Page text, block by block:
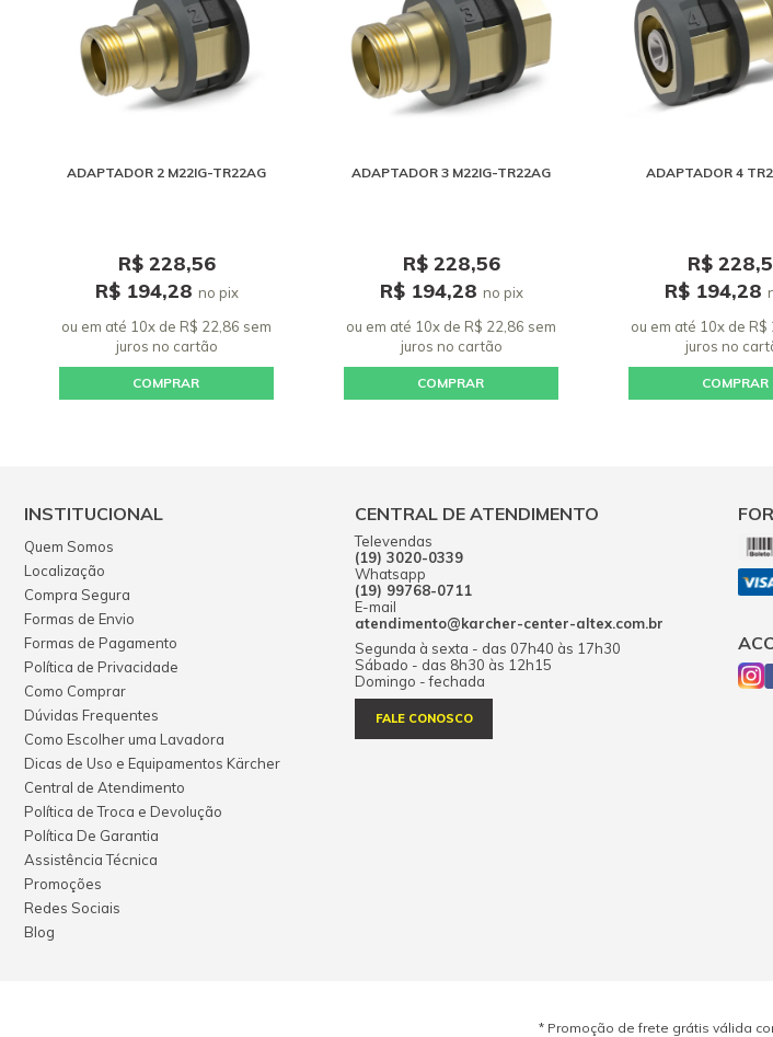
ADAPTADOR 2 M22IG-TR22AG
R$ 228,56
R$ 194,28 no pix
ou em até 10x de R$ 22,86 sem
juros no cartão
COMPRAR
ADAPTADOR 3 M22IG-TR22AG
R$ 228,56
R$ 194,28 no pix
ou em até 10x de R$ 22,86 sem
juros no cartão
COMPRAR
ADAPTADOR 4
R$
R$ 194,28
ou em até 10x de R$
juros no
COMPRAR
INSTITUCIONAL
Quem Somos
Localização
Compra Segura
Formas de Envio
Formas de Pagamento
Política de Privacidade
Como Comprar
Dúvidas Frequentes
Como Escolher uma Lavadora
Dicas de Uso e Equipamentos Kärcher
Central de Atendimento
Política de Troca e Devolução
Política De Garantia
Assistência Técnica
Promoções
Redes Sociais
Blog
CENTRAL DE ATENDIMENTO
Televendas
(19) 3020-0339
Whatsapp
(19) 99768-0711
E-mail
atendimento@karcher-center-altex.com.br
Segunda à sexta - das 07h40 às 17h30
Sábado - das 8h30 às 12h15
Domingo - fechada
FALE CONOSCO
* Promoção de frete grátis válida